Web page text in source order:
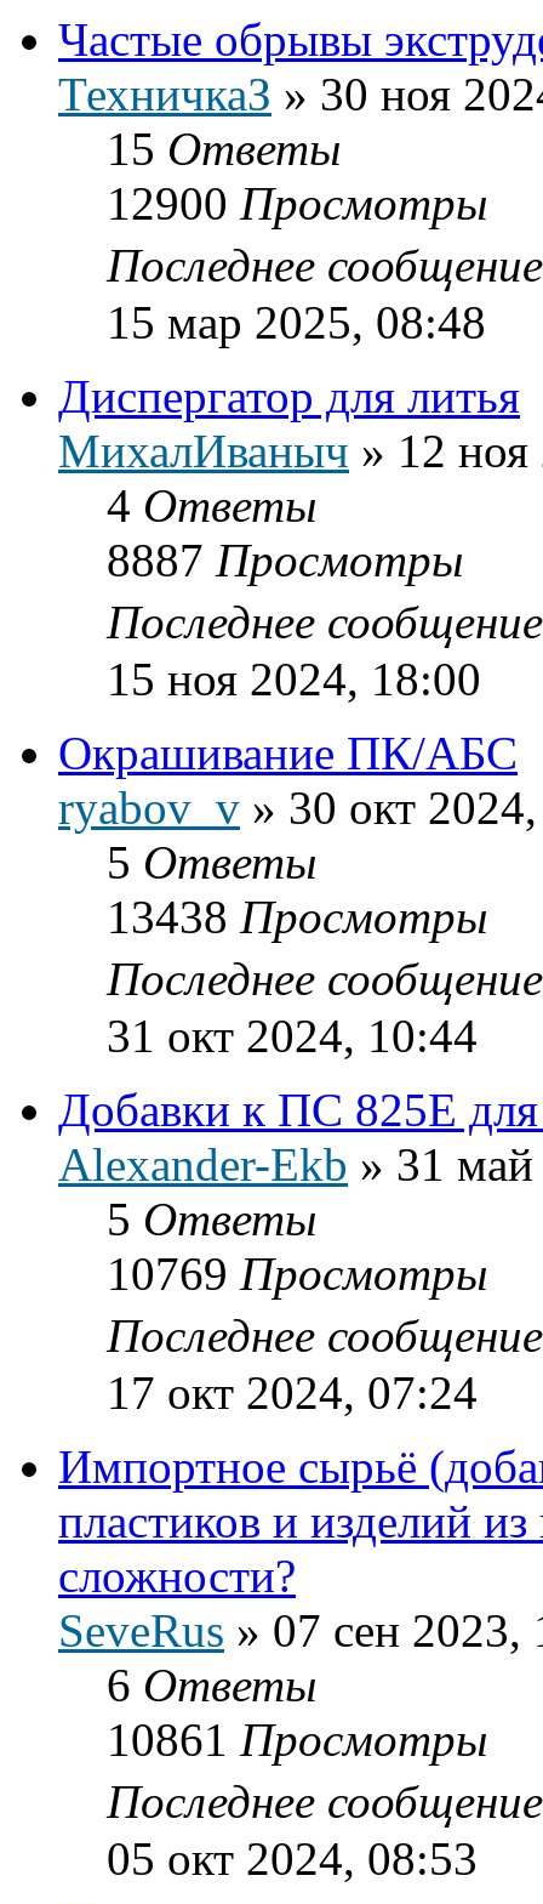
Частые обрывы
ТехничкаЗ » 30 ноя
15 Ответы
12900 Просмотры
Последнее
15 мар 2025, 08:48
Диспергатор для литья
МихалИваныч » 12
4 Ответы
8887 Просмотры
Последнее
15 ноя 2024, 18:00
Окрашивание ПК/АБС
ryabov_v » 30 окт
5 Ответы
13438 Просмотры
Последнее
31 окт 2024, 10:44
Добавки к ПС 825E
Alexander-Ekb » 31
5 Ответы
10769 Просмотры
Последнее
17 окт 2024, 07:24
Импортное сырьё
пластиков и изделий
сложности?
SeveRus » 07 сен 2023,
6 Ответы
10861 Просмотры
Последнее
05 окт 2024, 08:53